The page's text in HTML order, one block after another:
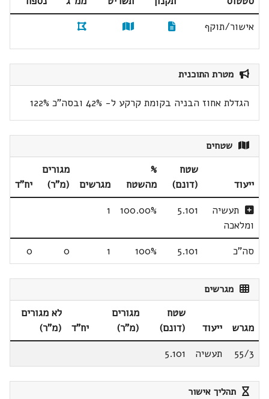
אישור/תוקף
מטרת התוכנית
הגדלת אחוז הבניה בקומת קרקע ל- 42% ובסה"כ 122%
שטחים
ייעוד
שטח
(דונם)
%
מהשטח
מגרשים
מגורים
(מ"ר)
יח"ד
תעשיה
ומלאכה
5.101
100.00%
1
סה"כ 5.101
100%
1
0
0
מגרשים
מגרש ייעוד
שטח
(דונם)
מגורים
(מ"ר)
יח"ד
לא מגורים
(מ"ר)
55/3
תעשיה 5.101
תהליך אישור